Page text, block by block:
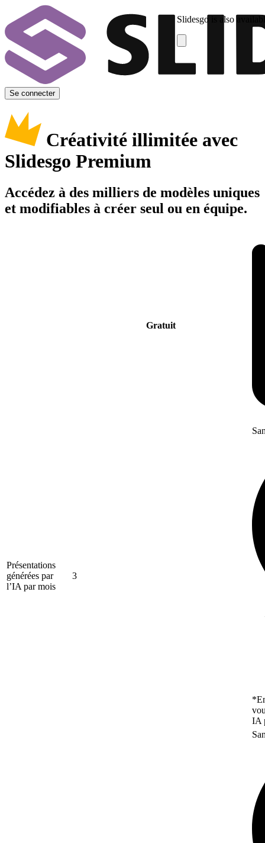
Slidesgo is also
Se connecter
Créativité illimitée avec
Slidesgo Premium
Accédez à des milliers de modèles uniques
et modifiables à créer seul ou en équipe.
Gratuit
Présentations
générées par
l’IA par mois
3
IA